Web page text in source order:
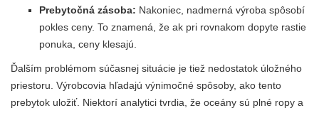
Prebytočná zásoba: Nakoniec, nadmerná výroba spôsobí
pokles ceny. To znamená, že ak pri rovnakom dopyte rastie
ponuka, ceny klesajú.
Ďalším problémom súčasnej situácie je tiež nedostatok úložného
priestoru. Výrobcovia hľadajú výnimočné spôsoby, ako tento
prebytok uložiť. Niektorí analytici tvrdia, že oceány sú plné ropy a